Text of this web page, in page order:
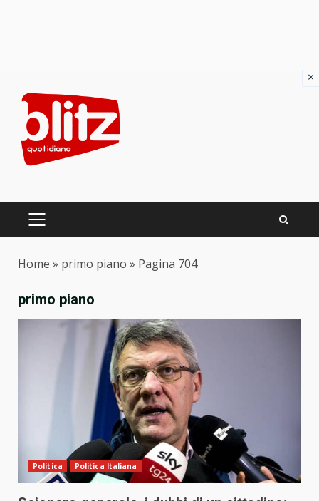
content
PRIMARY
Home » primo piano » Pagina 704
primo piano
Politica Politica Italiana
×